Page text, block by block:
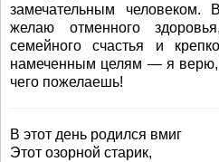
замечательным человеком.
желаю отменного
семейного счастья и
намеченным целям — я верю,
чего пожелаешь!
В этот день родился вмиг
Этот озорной старик,